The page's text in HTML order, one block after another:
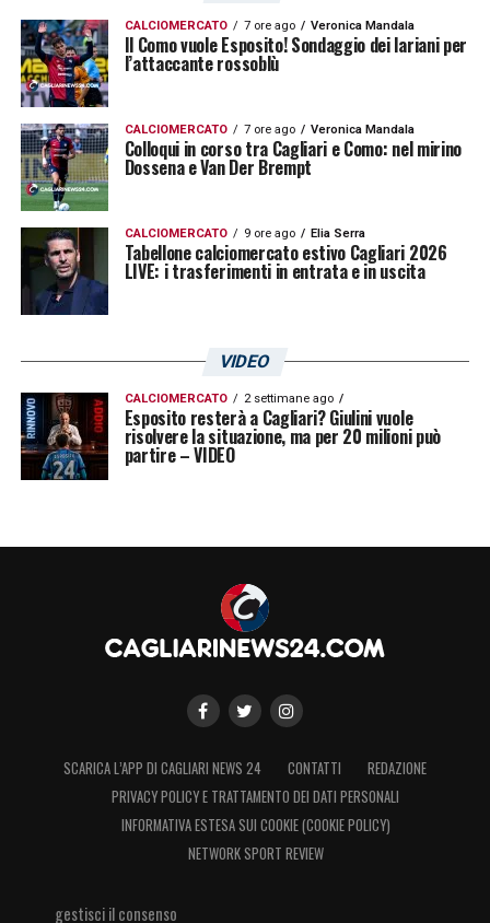
CALCIOMERCATO 7 ore ago Veronica Mandala
Il Como vuole Esposito! Sondaggio dei lariani per
l’attaccante rossoblù
CALCIOMERCATO 7 ore ago Veronica Mandala
Colloqui in corso tra Cagliari e Como: nel mirino
Dossena e Van Der Brempt
CALCIOMERCATO 9 ore ago Elia Serra
Tabellone calciomercato estivo Cagliari 2026
LIVE: i trasferimenti in entrata e in uscita
VIDEO
CALCIOMERCATO 2 settimane ago
Esposito resterà a Cagliari? Giulini vuole
risolvere la situazione, ma per 20 milioni può
partire – VIDEO
SCARICA L’APP DI CAGLIARI NEWS 24 CONTATTI
REDAZIONE
PRIVACY POLICY E TRATTAMENTO DEI DATI PERSONALI
INFORMATIVA ESTESA SUI COOKIE (COOKIE POLICY)
NETWORK SPORT REVIEW
gestisci il consenso